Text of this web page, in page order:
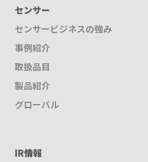
センサー
センサービジネスの強み
事例紹介
取扱品目
製品紹介
グローバル
IR情報